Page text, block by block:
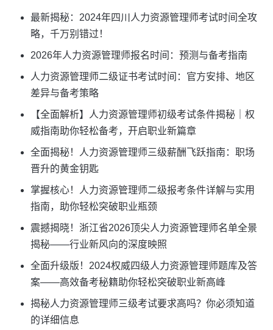
最新揭秘：2024年四川人力资源管理师考试时间全攻
略，千万别错过！
2026年人力资源管理师报名时间：预测与备考指南
人力资源管理师二级证书考试时间：官方安排、地区
差异与备考策略
【全面解析】人力资源管理师初级考试条件揭秘｜权
威指南助你轻松备考，开启职业新篇章
全面揭秘！人力资源管理师三级薪酬飞跃指南：职场
晋升的黄金钥匙
掌握核心！人力资源管理师二级报考条件详解与实用
指南，助你轻松突破职业瓶颈
震撼揭晓！浙江省2026顶尖人力资源管理师名单全景
揭秘——行业新风向的深度映照
全面升级版！2024权威四级人力资源管理师题库及答
案——高效备考秘籍助你轻松突破职业新高峰
揭秘人力资源管理师三级考试要求高吗？你必须知道
的详细信息